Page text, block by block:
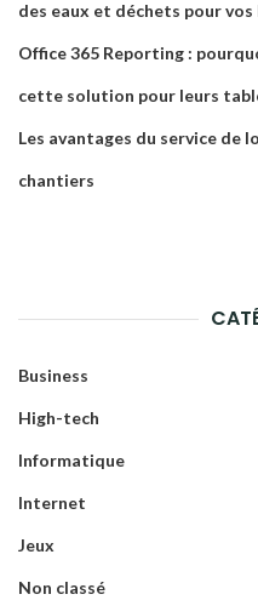
des eaux et déchets pour
Office 365 Reporting :
cette solution pour leurs
Les avantages du service de
chantiers
Business
High-tech
Informatique
Internet
Jeux
Non classé